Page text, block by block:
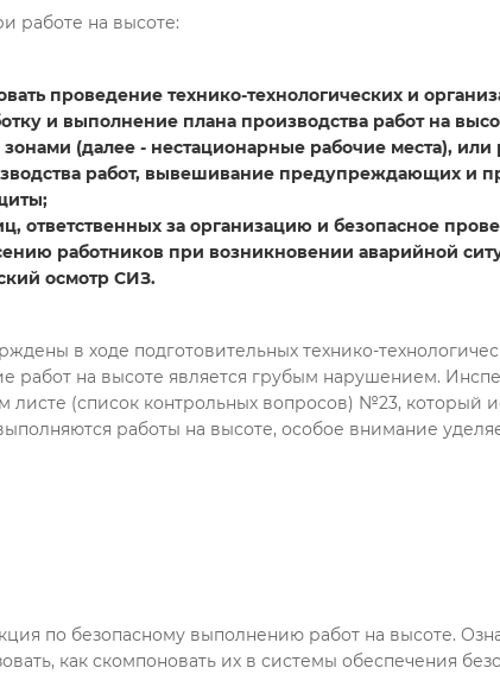
работе на высоте:
проведение технико-технологических и
и выполнение плана производства работ на
(далее - нестационарные рабочие места), или
работ, вывешивание предупреждающих и
за организацию и безопасное
работников при возникновении аварийной
осмотр СИЗ.
в ходе подготовительных технико-
работ на высоте является грубым нарушением.
(список контрольных вопросов) №23, который
работы на высоте, особое внимание
по безопасному выполнению работ на высоте.
как скомпоновать их в системы обеспечения